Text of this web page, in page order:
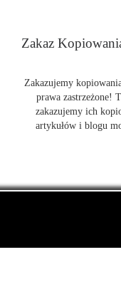
Zakaz
Zakazujemy
prawa zastrzeżone!
zakazujemy ich
artykułów i blogu
a także CBD.